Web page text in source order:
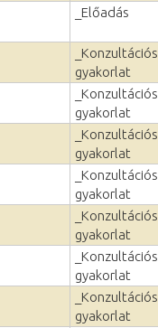
_Előadás
_Konzultációs
gyakorlat
_Konzultációs
gyakorlat
_Konzultációs
gyakorlat
_Konzultációs
gyakorlat
_Konzultációs
gyakorlat
_Konzultációs
gyakorlat
_Konzultációs
gyakorlat